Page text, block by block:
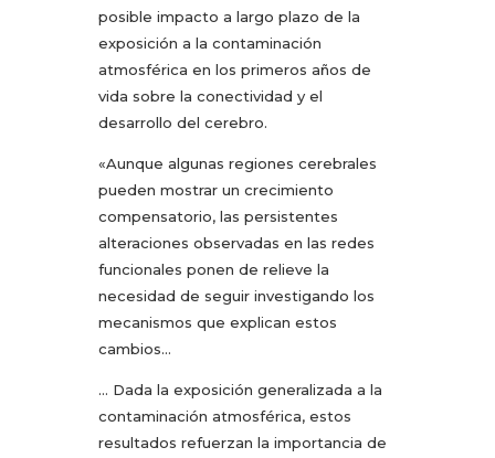
posible impacto a largo plazo de la
exposición a la contaminación
atmosférica en los primeros años de
vida sobre la conectividad y el
desarrollo del cerebro.
«Aunque algunas regiones cerebrales
pueden mostrar un crecimiento
compensatorio, las persistentes
alteraciones observadas en las redes
funcionales ponen de relieve la
necesidad de seguir investigando los
mecanismos que explican estos
cambios…
… Dada la exposición generalizada a la
contaminación atmosférica, estos
resultados refuerzan la importancia de